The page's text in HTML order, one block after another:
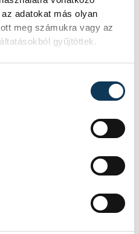
adatokat más olyan
meg számukra vagy az
gyűjtöttek.